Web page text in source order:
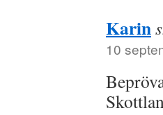
Karin
10